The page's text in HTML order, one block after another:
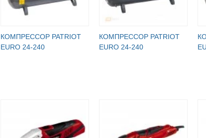
КОМПРЕССОР PATRIOT
EURO 24-240
КОМПРЕССОР PATRIOT
EURO 24-240